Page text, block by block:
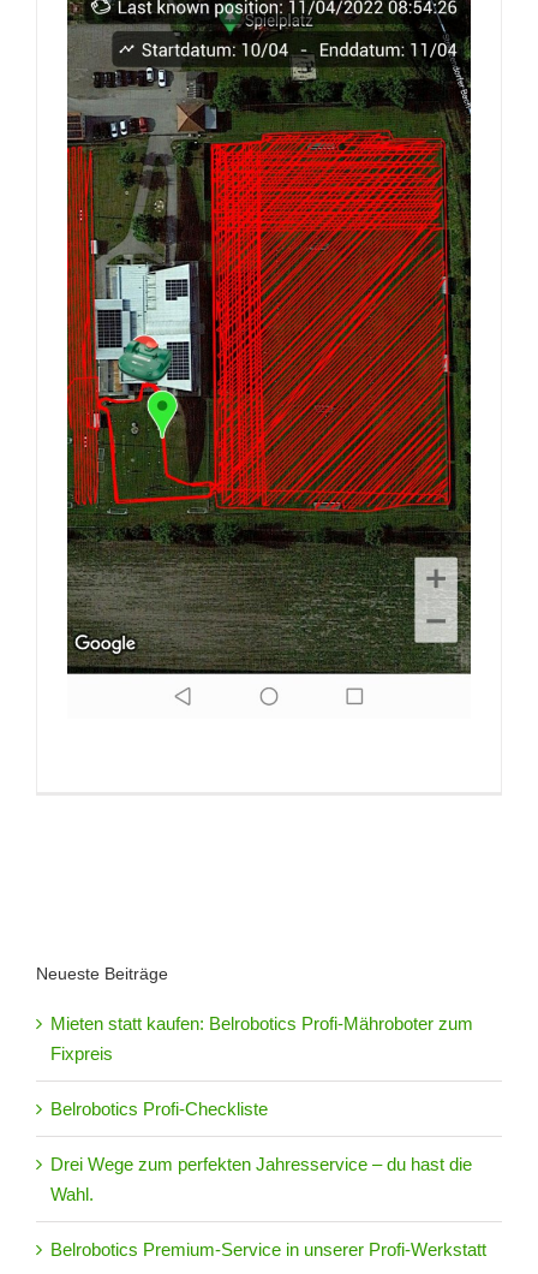
Neueste Beiträge
Mieten statt kaufen: Belrobotics Profi-Mähroboter zum
Fixpreis
Belrobotics Profi-Checkliste
Drei Wege zum perfekten Jahresservice – du hast die
Wahl.
Belrobotics Premium-Service in unserer Profi-Werkstatt